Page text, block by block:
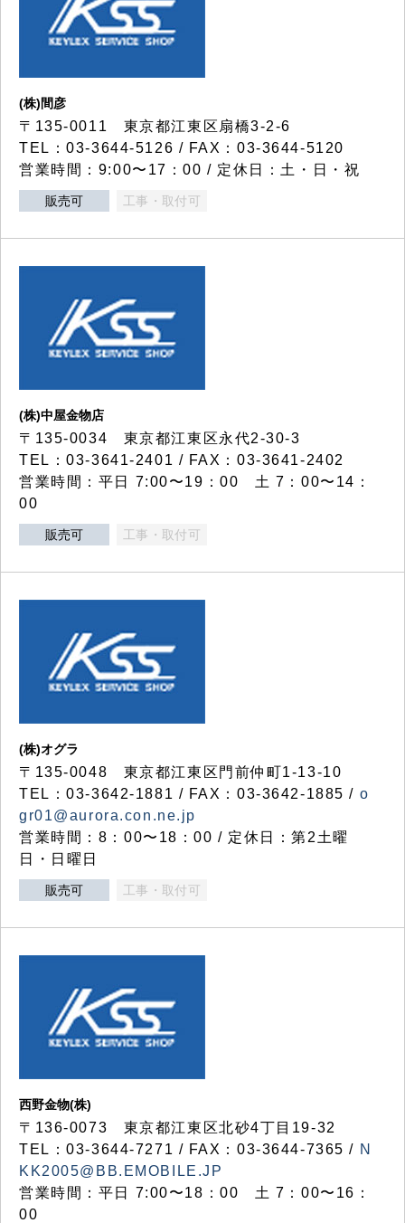
(株)間彦
〒135-0011 東京都江東区扇橋3-2-6
TEL：03-3644-5126 / FAX：03-3644-5120
営業時間：9:00〜17：00 / 定休日：土・日・祝
販売可 工事・取付可
(株)中屋金物店
〒135-0034 東京都江東区永代2-30-3
TEL：03-3641-2401 / FAX：03-3641-2402
営業時間：平日 7:00〜19：00 土 7：00〜14：
00
販売可 工事・取付可
(株)オグラ
〒135-0048 東京都江東区門前仲町1-13-10
TEL：03-3642-1881 / FAX：03-3642-1885 / o
gr01@aurora.con.ne.jp
営業時間：8：00〜18：00 / 定休日：第2土曜
日・日曜日
販売可 工事・取付可
西野金物(株)
〒136-0073 東京都江東区北砂4丁目19-32
TEL：03‐3644‐7271 / FAX：03-3644-7365 / N
KK2005@BB.EMOBILE.JP
営業時間：平日 7:00〜18：00 土 7：00〜16：
00